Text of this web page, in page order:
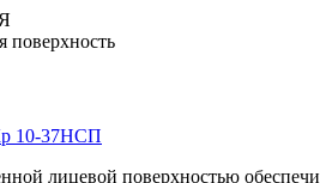
поверхность
лицевой поверхностью